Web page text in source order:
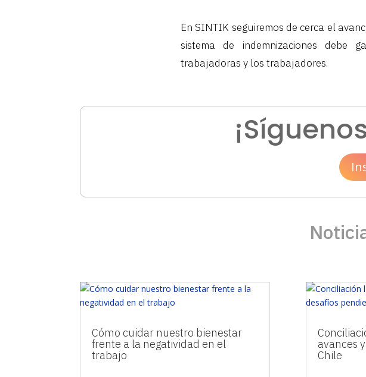
En SINTIK seguiremos de cerca el
sistema de indemnizaciones debe
trabajadoras y los trabajadores.
Cómo cuidar nuestro bienestar
frente a la negatividad en el
trabajo
avances
Chile